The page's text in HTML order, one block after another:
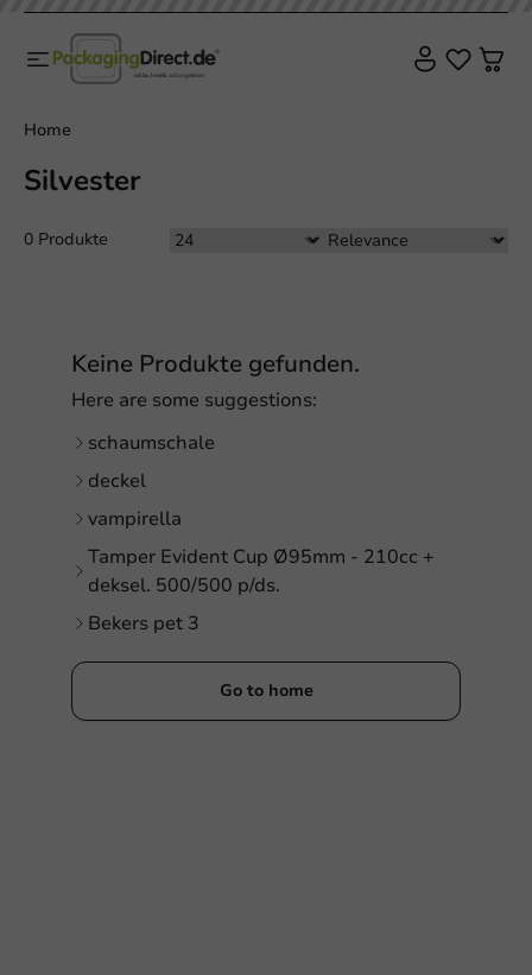
Home
Silvester
0 Produkte
Keine Produkte gefunden.
Here are some suggestions:
schaumschale
deckel
vampirella
Tamper Evident Cup Ø95mm - 210cc +
deksel. 500/500 p/ds.
Bekers pet 3
Go to home